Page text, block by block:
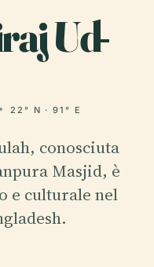
Ud-
22° N · 91° E
conosciuta
Masjid, è
e culturale nel